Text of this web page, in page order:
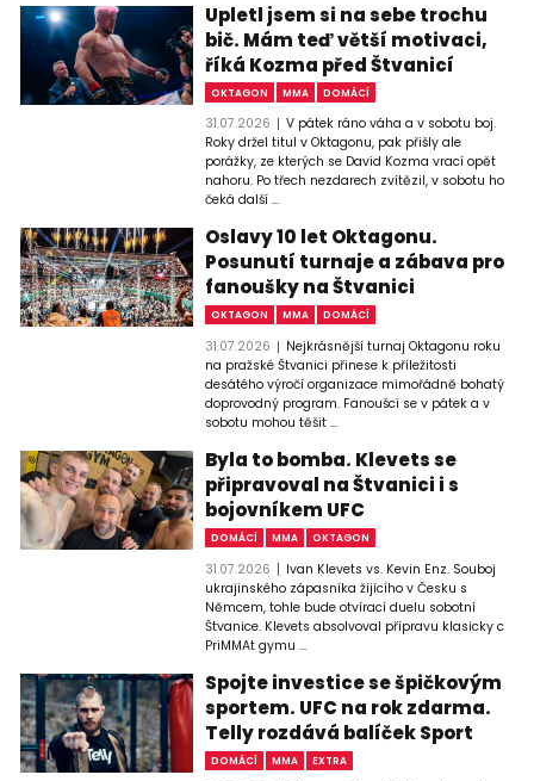
Upletl jsem si na sebe trochu
bič. Mám teď větší motivaci,
říká Kozma před Štvanicí
OKTAGON MMA DOMÁCÍ
31.07.2026
V pátek ráno váha a v sobotu boj.
Roky držel titul v Oktagonu, pak přišly ale
porážky, ze kterých se David Kozma vrací opět
nahoru. Po třech nezdarech zvítězil, v sobotu ho
čeká další ...
Oslavy 10 let Oktagonu.
Posunutí turnaje a zábava pro
fanoušky na Štvanici
OKTAGON MMA DOMÁCÍ
31.07.2026
Nejkrásnější turnaj Oktagonu roku
na pražské Štvanici přinese k příležitosti
desátého výročí organizace mimořádně bohatý
doprovodný program. Fanoušci se v pátek a v
sobotu mohou těšit ...
Byla to bomba. Klevets se
připravoval na Štvanici i s
bojovníkem UFC
DOMÁCÍ MMA OKTAGON
31.07.2026
Ivan Klevets vs. Kevin Enz. Souboj
ukrajinského zápasníka žijícího v Česku s
Němcem, tohle bude otvírací duelu sobotní
Štvanice. Klevets absolvoval přípravu klasicky c
PriMMAt gymu ...
Spojte investice se špičkovým
sportem. UFC na rok zdarma.
Telly rozdává balíček Sport
DOMÁCÍ MMA EXTRA